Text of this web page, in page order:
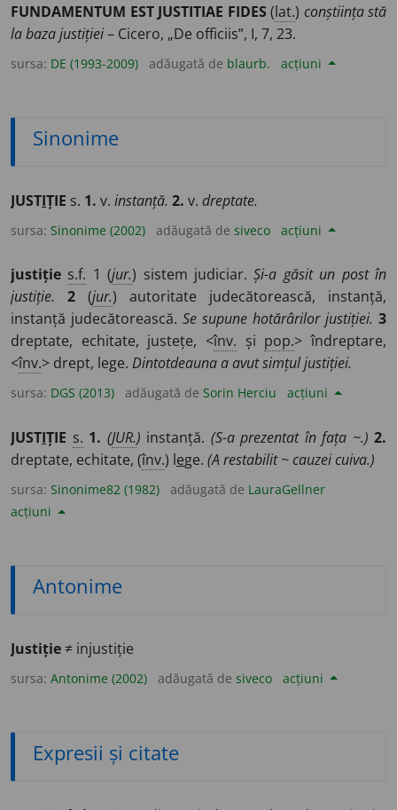
FUNDAMENTUM EST JUSTITIAE FIDES (lat.) conștiința stă
la baza justiției– Cicero, „De officiis”, I, 7, 23.
sursa: DE (1993-2009) adăugată de blaurb. acțiuni
Sinonime
JUSTIȚIE s. 1. v. instanță. 2. v. dreptate.
sursa: Sinonime (2002) adăugată de siveco acțiuni
justiție s.f. 1 (jur.) sistem judiciar.Și-a găsit un post în
justiție.
2 (jur.) autoritate judecătorească, instanță,
instanță judecătorească. Se supune hotărârilor justiției. 3
dreptate, echitate, justețe, <înv. și pop.> îndreptare,
<înv.> drept, lege. Dintotdeauna a avut simțul justiției.
sursa: DGS (2013) adăugată de Sorin Herciu acțiuni
JUSTIȚIE s. 1. (JUR.) instanță. (S-a prezentat în fața ~.) 2.
dreptate, echitate, (înv.) lege. (A restabilit ~ cauzei cuiva.)
sursa: Sinonime82 (1982) adăugată de LauraGellner
acțiuni
Antonime
Justiție≠ injustiție
sursa: Antonime (2002) adăugată de siveco acțiuni
Expresii și citate